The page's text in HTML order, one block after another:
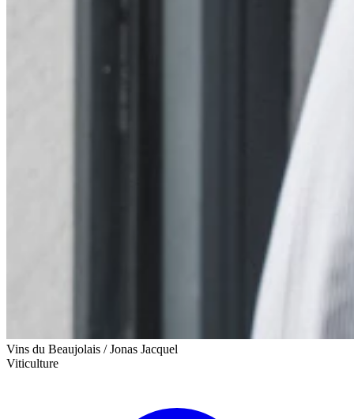
Vins du Beaujolais / Jonas Jacquel
Viticulture